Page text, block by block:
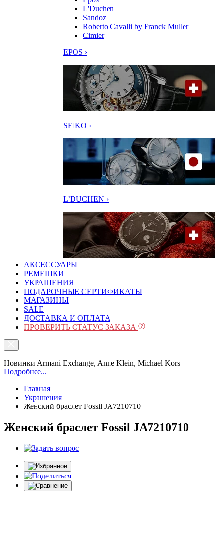
L'Duchen
Sandoz
Roberto Cavalli by Franck Muller
Cimier
EPOS ›
SEIKO ›
L’DUCHEN ›
АКСЕССУАРЫ
РЕМЕШКИ
УКРАШЕНИЯ
ПОДАРОЧНЫЕ СЕРТИФИКАТЫ
МАГАЗИНЫ
SALE
ДОСТАВКА И ОПЛАТА
ПРОВЕРИТЬ СТАТУС ЗАКАЗА
Новинки Armani Exchange, Anne Klein, Michael Kors
Подробнее...
Главная
Украшения
Женский браслет Fossil JA7210710
Женский браслет Fossil JA7210710